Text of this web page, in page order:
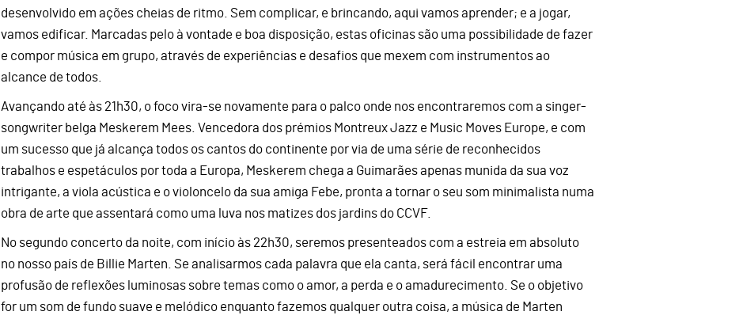
desenvolvido em ações cheias de ritmo. Sem complicar, e brincando, aqui vamos aprender; e a jogar,
vamos edificar. Marcadas pelo à vontade e boa disposição, estas oficinas são uma possibilidade de fazer
e compor música em grupo, através de experiências e desafios que mexem com instrumentos ao
alcance de todos.
Avançando até às 21h30, o foco vira-se novamente para o palco onde nos encontraremos com a singer-
songwriter belga Meskerem Mees. Vencedora dos prémios Montreux Jazz e Music Moves Europe, e com
um sucesso que já alcança todos os cantos do continente por via de uma série de reconhecidos
trabalhos e espetáculos por toda a Europa, Meskerem chega a Guimarães apenas munida da sua voz
intrigante, a viola acústica e o violoncelo da sua amiga Febe, pronta a tornar o seu som minimalista numa
obra de arte que assentará como uma luva nos matizes dos jardins do CCVF.
No segundo concerto da noite, com início às 22h30, seremos presenteados com a estreia em absoluto
no nosso país de Billie Marten. Se analisarmos cada palavra que ela canta, será fácil encontrar uma
profusão de reflexões luminosas sobre temas como o amor, a perda e o amadurecimento. Se o objetivo
for um som de fundo suave e melódico enquanto fazemos qualquer outra coisa, a música de Marten